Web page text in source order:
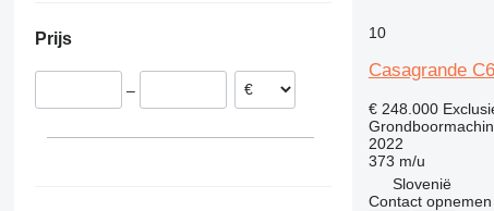
Duitsland
Prijs
–
10
Casagrande
€ 248.000
2022
373 m/u
Slovenië
Contact